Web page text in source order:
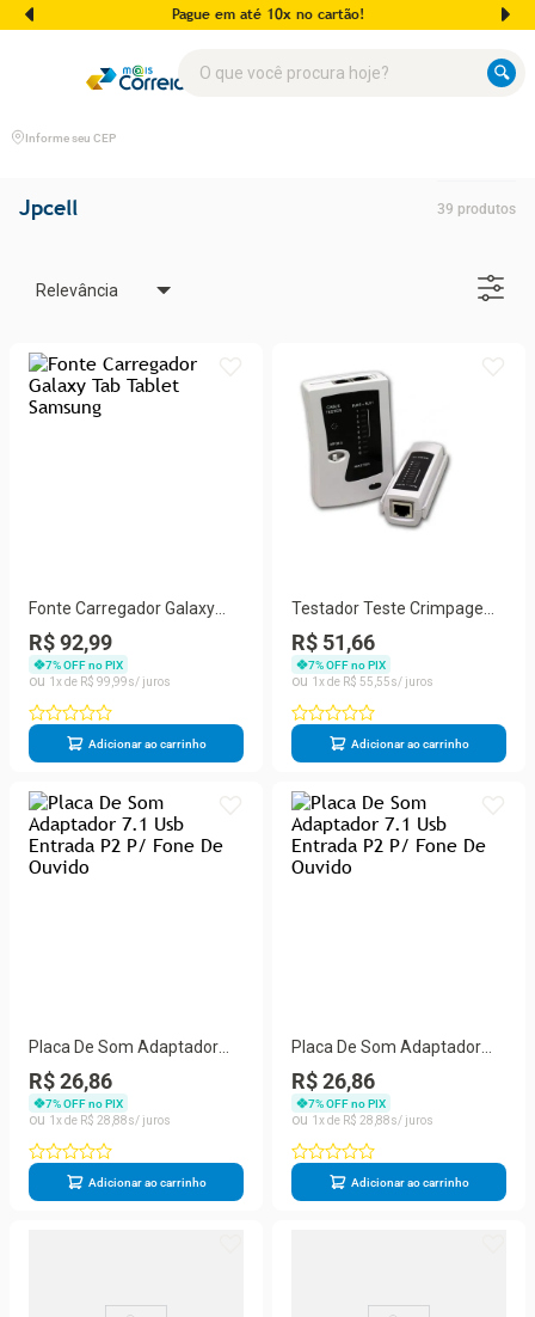
Pague em até 10x no cartão!
Informe seu CEP
Jpcell 39 produtos
Relevância
Fonte Carregador Galaxy
Tab Tablet Samsung
R$ 92,99
7% OFF no PIX
1
R$ 99 99
Adicionar ao carrinho
Testador Teste Crimpagem
Cabo Rede Lan Rj45 Rj11
Telefonia
R$ 51,66
7% OFF no PIX
1
R$ 55 55
Adicionar ao carrinho
Placa De Som Adaptador
7.1 Usb Entrada P2 P/ Fone
De Ouvido
R$ 26,86
7% OFF no PIX
1
R$ 28 88
Adicionar ao carrinho
Placa De Som Adaptador
7.1 Usb Entrada P2 P/ Fone
De Ouvido
R$ 26,86
7% OFF no PIX
1
R$ 28 88
Adicionar ao carrinho